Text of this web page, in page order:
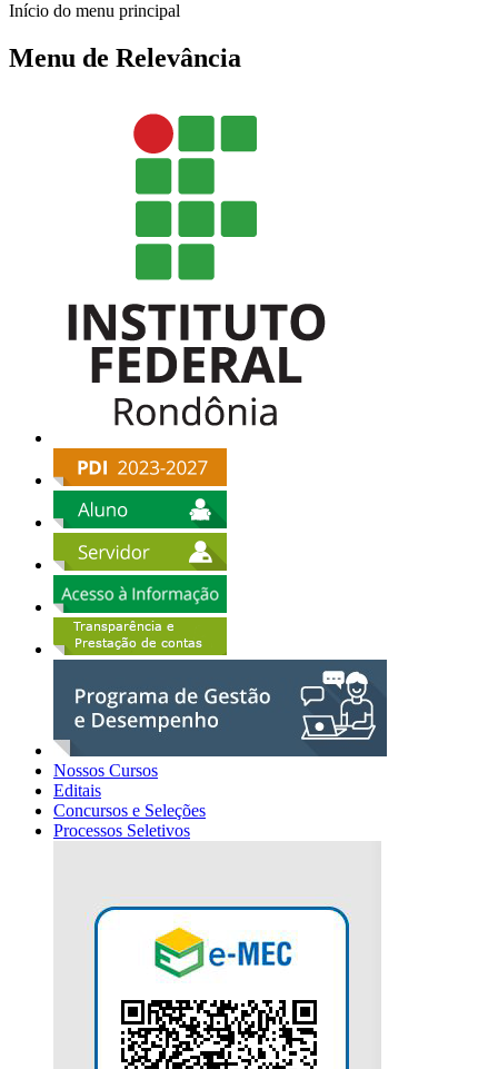
Início do menu principal
Menu de Relevância
Nossos Cursos
Editais
Concursos e Seleções
Processos Seletivos